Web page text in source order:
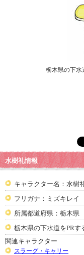
栃木県の下水
水樹礼情報
キャラクター名：水樹
フリガナ：ミズキレイ
所属都道府県：栃木県
栃木県の下水道をPRす
関連キャラクター
スラーグ・キャリー